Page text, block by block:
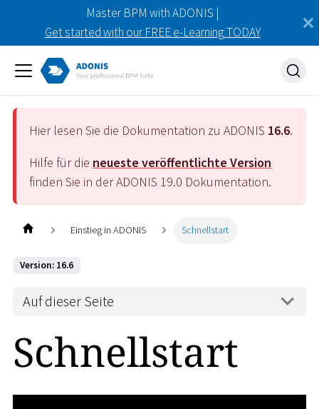
Master BPM with ADONIS |
Get started with our FREE e-Learning TODAY
Hier lesen Sie die Dokumentation zu ADONIS 16.6.
Hilfe für die neueste veröffentlichte Version
finden Sie in der ADONIS 19.0 Dokumentation.
Einstieg in ADONIS Schnellstart
Version: 16.6
Auf dieser Seite
Schnellstart